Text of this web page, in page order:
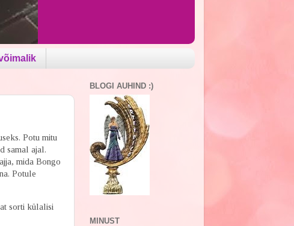
Potu mitu
samal ajal.
mida Bongo
Potule
sorti külalisi
BLOGI AUHIND :)
MINUST